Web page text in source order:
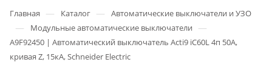
Главная — Каталог — Автоматические выключатели и УЗО
— Модульные автоматические выключатели —
A9F92450 | Автоматический выключатель Acti9 iC60L 4п 50А,
кривая Z, 15кА, Schneider Electric